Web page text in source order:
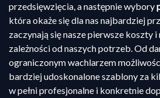
przedsięwzięcia, a następnie wybory
która okaże się dla nas najbardziej
zaczynają się nasze pierwsze koszty
zależności od naszych potrzeb. Od
ograniczonym wachlarzem
bardziej udoskonalone szablony za
w pełni profesjonalne i konkretnie